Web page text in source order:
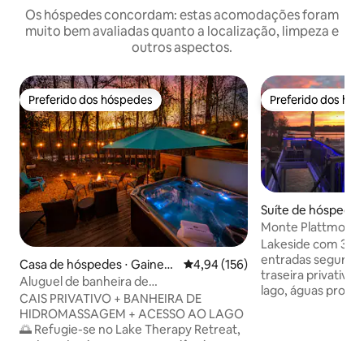
Os hóspedes concordam: estas acomodações foram
muito bem avaliadas quanto a localização, limpeza e
outros aspectos.
Preferido dos hóspedes
Preferido dos hóspedes
Casa de hóspedes ⋅ Gainesv
ille
4,94 de uma avaliação média de
4,94 (156)
Aluguel de banheira de
hidromassagem/barco pontão/JetSKI,
doca de 2 andares
CAIS PRIVATIVO + BANHEIRA DE
HIDROMASSAGEM + ACESSO AO LAGO
🌅 Refugie-se no Lake Therapy Retreat,
Preferido dos
Preferido dos
Suíte de
od
Monte Plattmore
Lanier
Lakeside com 3
entradas
traseira privativa.
lago, águas